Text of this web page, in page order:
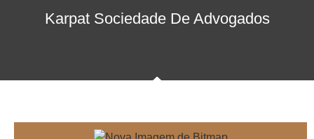
Karpat Sociedade De Advogados